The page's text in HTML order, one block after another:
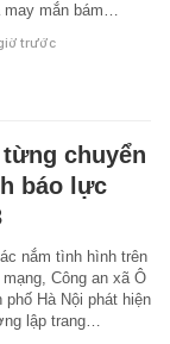
mắn bám…
trước
chuyển
báo lực
nắm tình hình trên
mạng, Công an xã Ô
phố Hà Nội phát hiện
lập trang…